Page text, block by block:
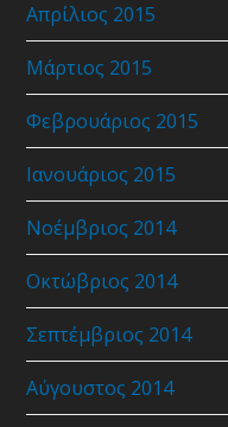
Απρίλιος 2015
Μάρτιος 2015
Φεβρουάριος 2015
Ιανουάριος 2015
Νοέμβριος 2014
Οκτώβριος 2014
Σεπτέμβριος 2014
Αύγουστος 2014